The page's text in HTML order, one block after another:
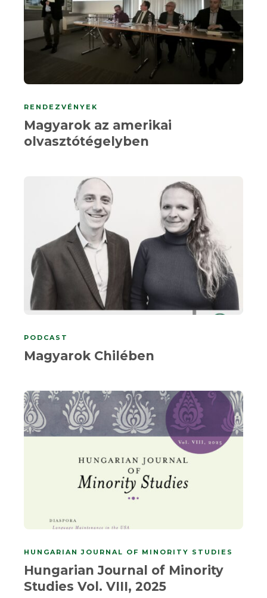
RENDEZVÉNYEK
Magyarok az amerikai
olvasztótégelyben
PODCAST
Magyarok Chilében
HUNGARIAN JOURNAL OF MINORITY STUDIES
Hungarian Journal of Minority
Studies Vol. VIII, 2025